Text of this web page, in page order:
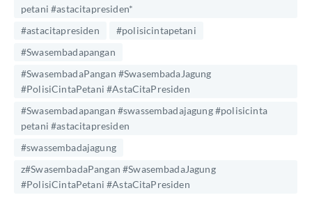
petani #astacitapresiden*
#astacitapresiden
#polisicintapetani
#Swasembadapangan
#SwasembadaPangan #SwasembadaJagung
#PolisiCintaPetani #AstaCitaPresiden
#Swasembadapangan #swassembadajagung #polisicinta
petani #astacitapresiden
#swassembadajagung
z#SwasembadaPangan #SwasembadaJagung
#PolisiCintaPetani #AstaCitaPresiden